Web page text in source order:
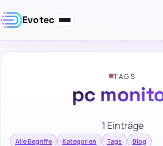
Evotec
TAGS
pc
1 Einträge
Alle Begriffe Kategorien Tags Blog